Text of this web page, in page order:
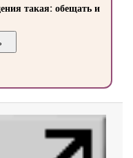
такая: обещать и